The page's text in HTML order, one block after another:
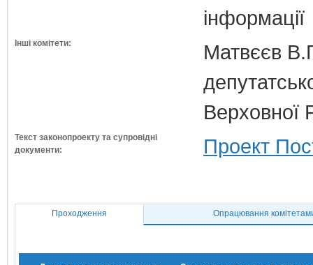
інформації
Інші комітети:
Матвєєв
Верховної
Текст законопроекту та супровідні
документи:
Проект
Проходження Опрацювання